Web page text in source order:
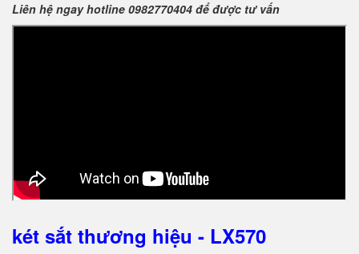
Liên hệ ngay hotline 0982770404 để được tư vấn
két sắt thương hiệu - LX570